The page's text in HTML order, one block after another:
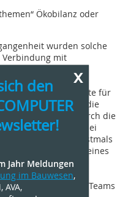
Ökobilanz oder
wurden solche
mit
Aufgrund der
sind diese
Nachweisdokumente für
Werkzeuge für die
Durch die
der Anforderung, bei
rückt erstmals
Qualitätsmerkmal eines
(CO2), in den
für
interdisziplinären Teams
x
den
Jahr Meldungen
im Bauwesen,
AVA,